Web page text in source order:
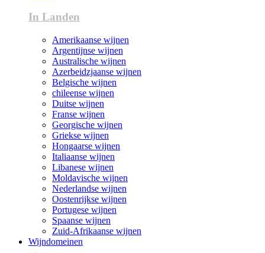
In Landen
Amerikaanse wijnen
Argentijnse wijnen
Australische wijnen
Azerbeidzjaanse wijnen
Belgische wijnen
chileense wijnen
Duitse wijnen
Franse wijnen
Georgische wijnen
Griekse wijnen
Hongaarse wijnen
Italiaanse wijnen
Libanese wijnen
Moldavische wijnen
Nederlandse wijnen
Oostenrijkse wijnen
Portugese wijnen
Spaanse wijnen
Zuid-Afrikaanse wijnen
Wijndomeinen